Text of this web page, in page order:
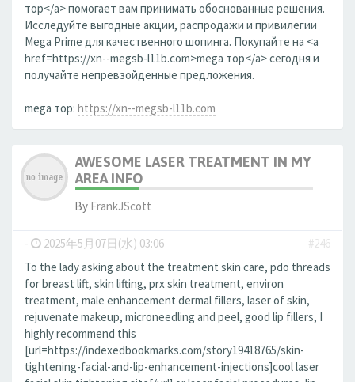
тор</a> помогает вам принимать обоснованные решения.
Исследуйте выгодные акции, распродажи и привилегии
Mega Prime для качественного шопинга. Покупайте на <a
href=https://xn--megsb-l11b.com>mega тор</a> сегодня и
получайте непревзойденные предложения.
mega тор: https://xn--megsb-l11b.com
AWESOME LASER TREATMENT IN MY
AREA INFO
By FrankJScott
- 2025年5月07日(水) 03:06
#246
To the lady asking about the treatment skin care, pdo threads
for breast lift, skin lifting, prx skin treatment, environ
treatment, male enhancement dermal fillers, laser of skin,
rejuvenate makeup, microneedling and peel, good lip fillers, I
highly recommend this
[url=https://indexedbookmarks.com/story19418765/skin-
tightening-facial-and-lip-enhancement-injections]cool laser